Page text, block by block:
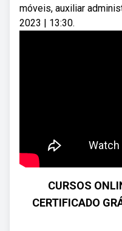
móveis, auxiliar
2023 | 13:30.
CURSOS
CERTIFICADO